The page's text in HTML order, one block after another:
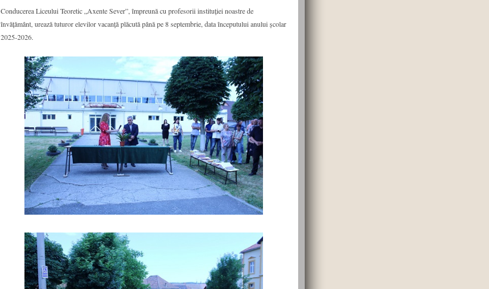
Conducerea Liceului Teoretic „Axente Sever”, împreună cu profesorii instituției noastre de
învățământ, urează tuturor elevilor vacanță plăcută până pe 8 septembrie, data începutului anului școlar
2025-2026.